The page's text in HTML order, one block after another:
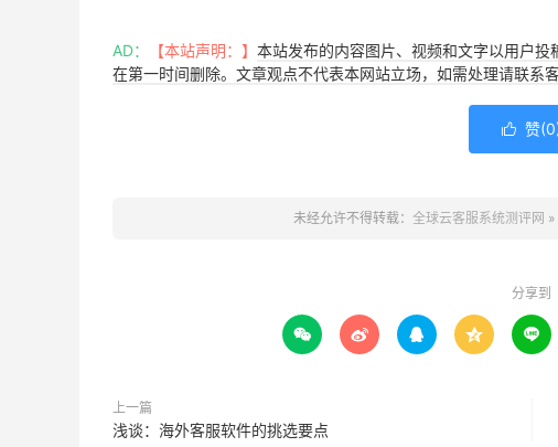
AD： 【本站声明：】 本站发布的内容图片、视频和文字以用户
在第一时间删除。文章观点不代表本网站立场，如需处理请联
 赞(0
未经允许不得转载： 全球云客服系统测评网 »
分享到
    
上一篇
浅谈：海外客服软件的挑选要点